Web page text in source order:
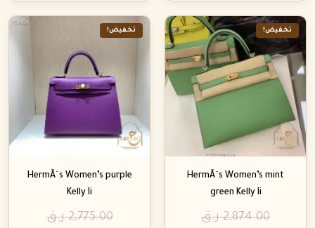
تخفيض!
HermÃ¨s Women’s mint
green Kelly Ii
2,874.00 ر.ق
تخفيض!
HermÃ¨s Women’s purple
Kelly Ii
2,775.00 ر.ق